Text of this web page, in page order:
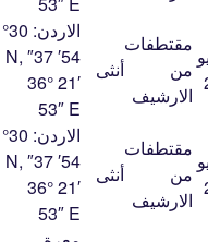
مقتطفات
من
الارشيف
أنثى
الاردن:
30°
54′ 37″ N,
36° 21′
53″ E
مقتطفات
من
الارشيف
أنثى
الاردن:
30°
54′ 37″ N,
36° 21′
53″ E